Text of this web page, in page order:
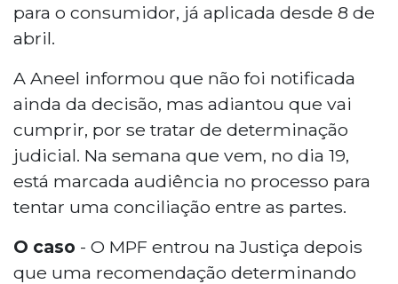
para o consumidor, já aplicada desde 8 de
abril.
A Aneel informou que não foi notificada
ainda da decisão, mas adiantou que vai
cumprir, por se tratar de determinação
judicial. Na semana que vem, no dia 19,
está marcada audiência no processo para
tentar uma conciliação entre as partes.
O caso - O MPF entrou na Justiça depois
que uma recomendação determinando